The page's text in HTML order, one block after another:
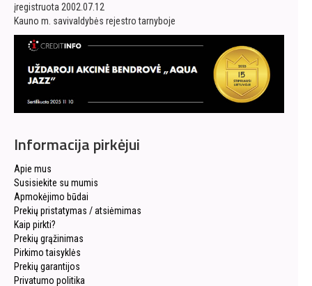
įregistruota 2002.07.12
Kauno m. savivaldybės rejestro tarnyboje
Informacija pirkėjui
Apie mus
Susisiekite su mumis
Apmokėjimo būdai
Prekių pristatymas / atsiėmimas
Kaip pirkti?
Prekių grąžinimas
Pirkimo taisyklės
Prekių garantijos
Privatumo politika